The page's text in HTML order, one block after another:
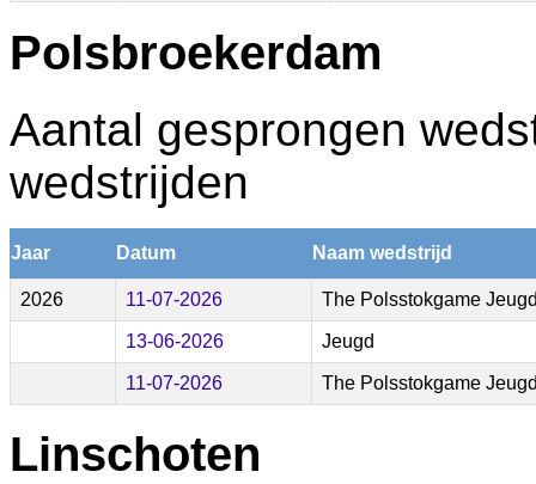
Polsbroekerdam
Aantal gesprongen
wedstrijden
Jaar Datum Naam wedstrijd
2026 11-07-2026 The Polsstokgame
13-06-2026 Jeugd
11-07-2026 The Polsstokgame
Linschoten